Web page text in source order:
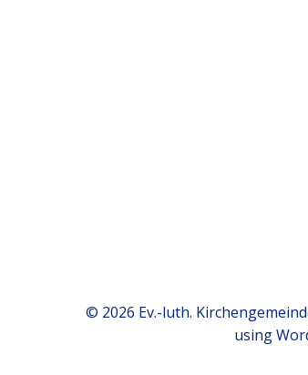
© 2026 Ev.-luth.
using